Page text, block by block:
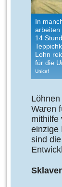
In
arbeiten
14
Lohn
für die
Unicef
Waren
mithilfe
einzige
sind